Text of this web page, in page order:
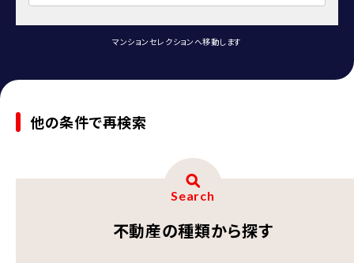
マンションセレクションへ移動します
他の条件で再検索
Search
不動産の種類から探す